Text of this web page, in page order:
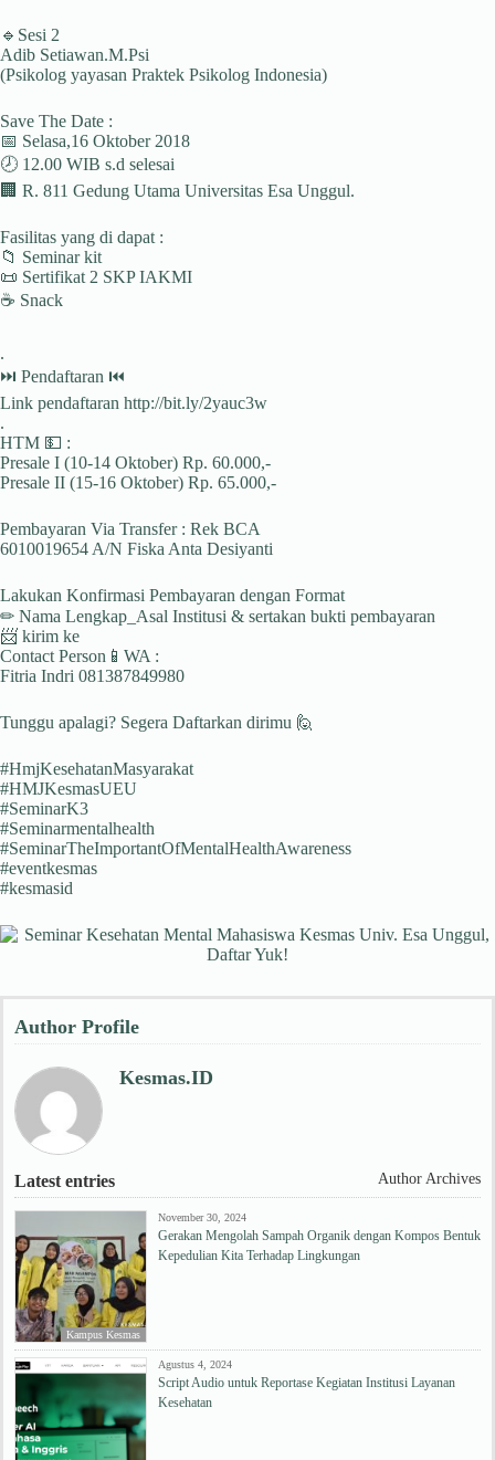
🔹Sesi 2
Adib Setiawan.M.Psi
(Psikolog yayasan Praktek Psikolog Indonesia)
Save The Date :
📅 Selasa,16 Oktober 2018
🕗 12.00 WIB s.d selesai
🏢 R. 811 Gedung Utama Universitas Esa Unggul.
Fasilitas yang di dapat :
📁 Seminar kit
📜 Sertifikat 2 SKP IAKMI
☕ Snack
.
⏭ Pendaftaran ⏮
Link pendaftaran http://bit.ly/2yauc3w
.
HTM 💵 :
Presale I (10-14 Oktober) Rp. 60.000,-
Presale II (15-16 Oktober) Rp. 65.000,-
Pembayaran Via Transfer : Rek BCA
6010019654 A/N Fiska Anta Desiyanti
Lakukan Konfirmasi Pembayaran dengan Format
✏ Nama Lengkap_Asal Institusi & sertakan bukti pembayaran
📨 kirim ke
Contact Person📱WA :
Fitria Indri 081387849980
Tunggu apalagi? Segera Daftarkan dirimu 🙋
#HmjKesehatanMasyarakat
#HMJKesmasUEU
#SeminarK3
#Seminarmentalhealth
#SeminarTheImportantOfMentalHealthAwareness
#eventkesmas
#kesmasid
Author Profile
Kesmas.ID
Latest entries Author Archives
Kampus Kesmas
November 30, 2024
Gerakan Mengolah Sampah Organik dengan Kompos Bentuk
Kepedulian Kita Terhadap Lingkungan
Agustus 4, 2024
Script Audio untuk Reportase Kegiatan Institusi Layanan
Kesehatan